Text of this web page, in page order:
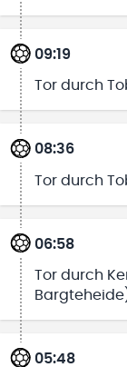
09:19
Tor durch
08:36
Tor durch
06:58
Tor durch
05:48